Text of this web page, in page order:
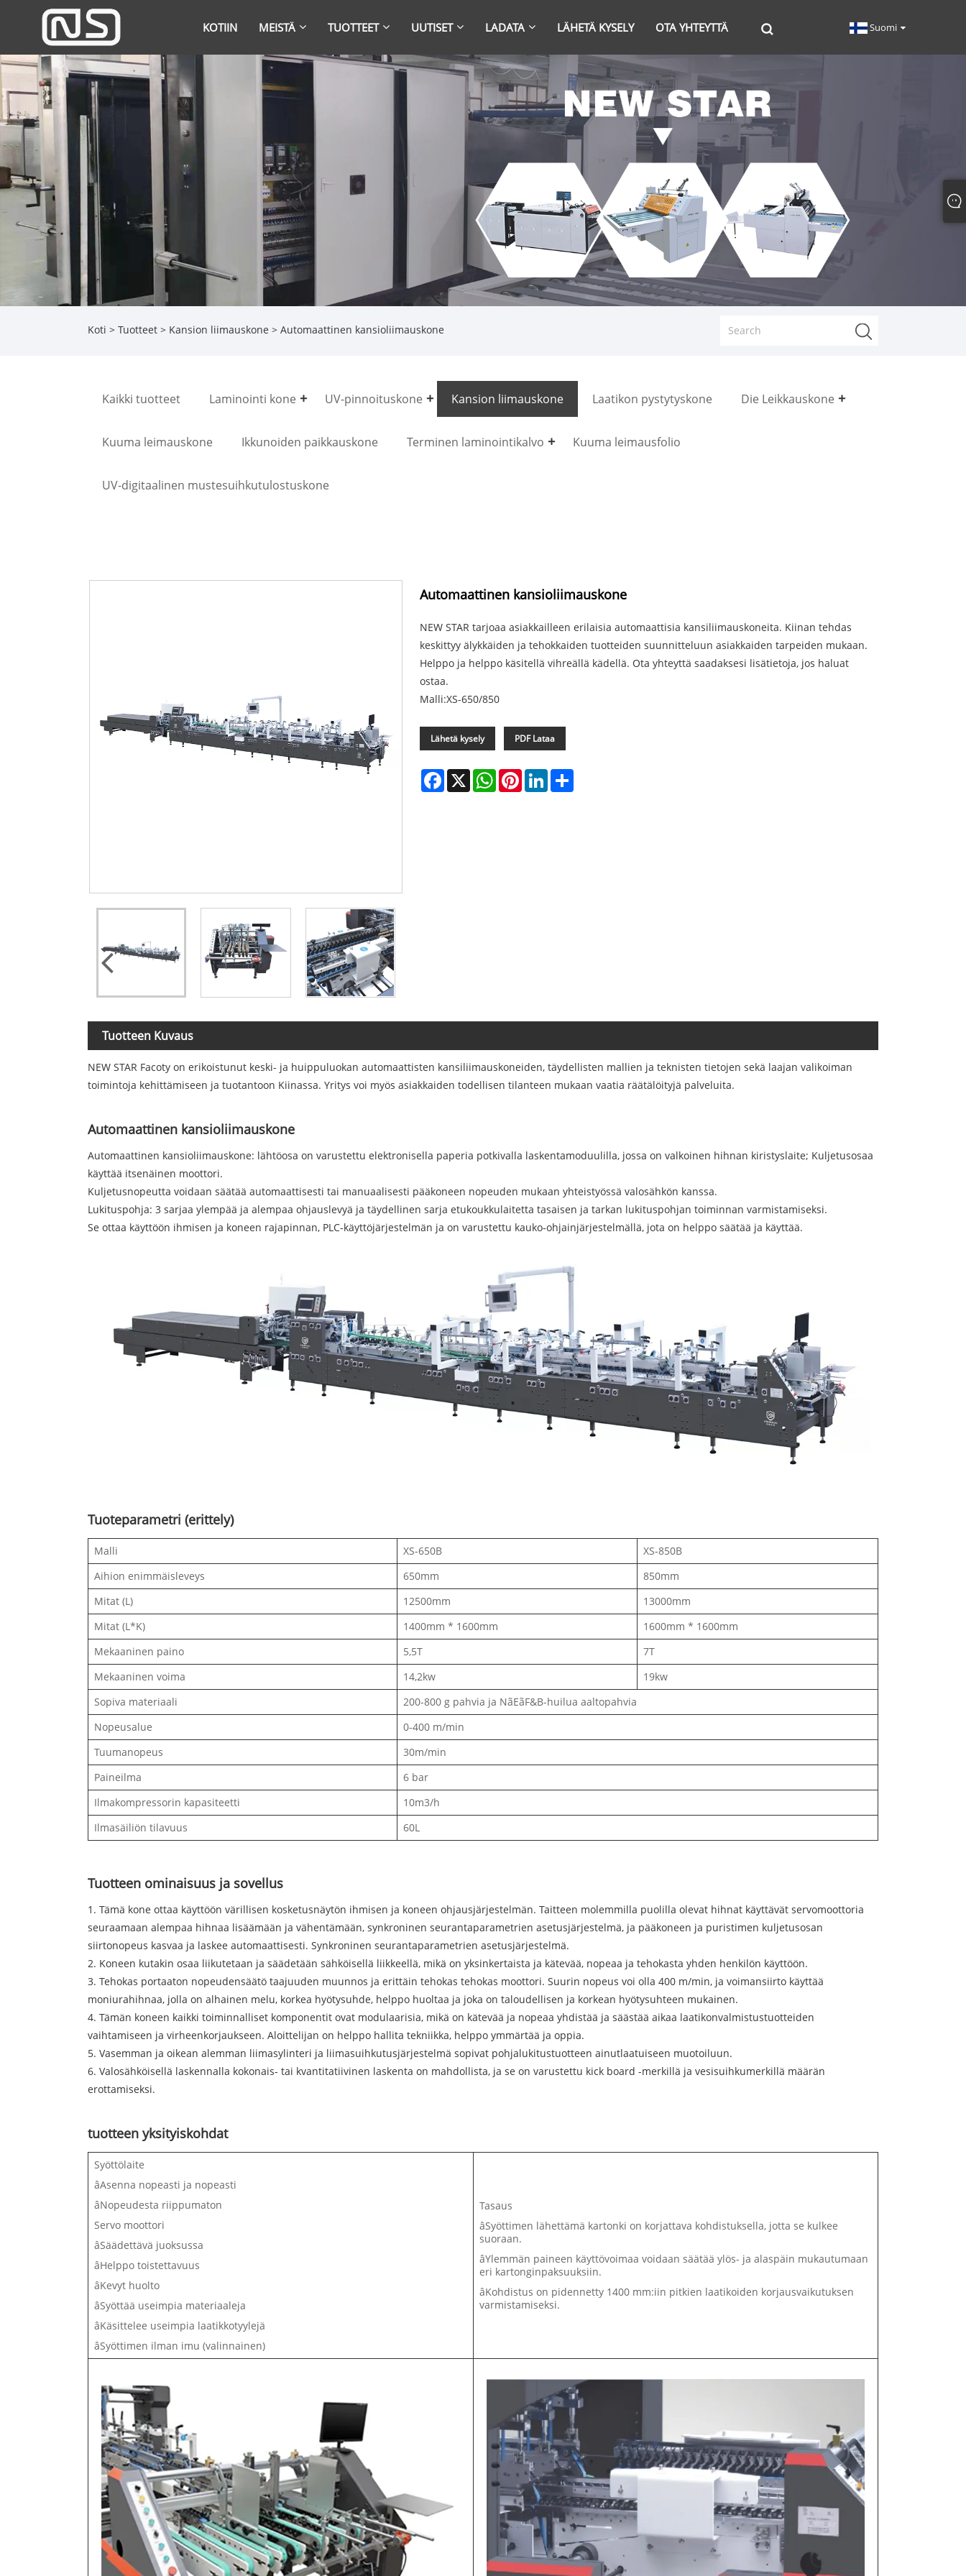
KOTIIN MEISTÄ TUOTTEET UUTISET LADATA LÄHETÄ KYSELY OTA YHTEYTTÄ Suomi
Koti > Tuotteet > Kansion liimauskone > Automaattinen kansioliimauskone
Kaikki tuotteet Laminointi kone UV-pinnoituskone Kansion liimauskone Laatikon pystytyskone Die Leikkauskone
Kuuma leimauskone Ikkunoiden paikkauskone Terminen laminointikalvo Kuuma leimausfolio
UV-digitaalinen mustesuihkutulostuskone
Automaattinen kansioliimauskone
NEW STAR tarjoaa asiakkailleen erilaisia ​​automaattisia kansiliimauskoneita. Kiinan tehdas
keskittyy älykkäiden ja tehokkaiden tuotteiden suunnitteluun asiakkaiden tarpeiden mukaan.
Helppo ja helppo käsitellä vihreällä kädellä. Ota yhteyttä saadaksesi lisätietoja, jos haluat
ostaa.
Malli:XS-650/850
Lähetä kysely PDF Lataa
Facebook
X WhatsAppPinterestLinkedIn
Tuotteen Kuvaus
NEW STAR Facoty on erikoistunut keski- ja huippuluokan automaattisten kansiliimauskoneiden, täydellisten mallien ja teknisten tietojen sekä laajan valikoiman
toimintoja kehittämiseen ja tuotantoon Kiinassa. Yritys voi myös asiakkaiden todellisen tilanteen mukaan vaatia räätälöityjä palveluita.
Automaattinen kansioliimauskone
Automaattinen kansioliimauskone: lähtöosa on varustettu elektronisella paperia potkivalla laskentamoduulilla, jossa on valkoinen hihnan kiristyslaite; Kuljetusosaa
käyttää itsenäinen moottori.
Kuljetusnopeutta voidaan säätää automaattisesti tai manuaalisesti pääkoneen nopeuden mukaan yhteistyössä valosähkön kanssa.
Lukituspohja: 3 sarjaa ylempää ja alempaa ohjauslevyä ja täydellinen sarja etukoukkulaitetta tasaisen ja tarkan lukituspohjan toiminnan varmistamiseksi.
Se ottaa käyttöön ihmisen ja koneen rajapinnan, PLC-käyttöjärjestelmän ja on varustettu kauko-ohjainjärjestelmällä, jota on helppo säätää ja käyttää.
Tuoteparametri (erittely)
Malli XS-650B
XS-850B
Aihion enimmäisleveys
650mm
850mm
Mitat (L)
12500mm
13000mm
Mitat (L*K)
1400mm * 1600mm
1600mm * 1600mm
Mekaaninen paino
5,5T
7T
Mekaaninen voima
14,2kw
19kw
Sopiva materiaali
200-800 g pahvia ja NãEãF&B-huilua aaltopahvia
Nopeusalue
0-400 m/min
Tuumanopeus
30m/min
Paineilma
6 bar
Ilmakompressorin kapasiteetti
10m3/h
Ilmasäiliön tilavuus
60L
Tuotteen ominaisuus ja sovellus
1. Tämä kone ottaa käyttöön värillisen kosketusnäytön ihmisen ja koneen ohjausjärjestelmän. Taitteen molemmilla puolilla olevat hihnat käyttävät servomoottoria
seuraamaan alempaa hihnaa lisäämään ja vähentämään, synkroninen seurantaparametrien asetusjärjestelmä, ja pääkoneen ja puristimen kuljetusosan
siirtonopeus kasvaa ja laskee automaattisesti. Synkroninen seurantaparametrien asetusjärjestelmä.
2. Koneen kutakin osaa liikutetaan ja säädetään sähköisellä liikkeellä, mikä on yksinkertaista ja kätevää, nopeaa ja tehokasta yhden henkilön käyttöön.
3. Tehokas portaaton nopeudensäätö taajuuden muunnos ja erittäin tehokas tehokas moottori. Suurin nopeus voi olla 400 m/min, ja voimansiirto käyttää
moniurahihnaa, jolla on alhainen melu, korkea hyötysuhde, helppo huoltaa ja joka on taloudellisen ja korkean hyötysuhteen mukainen.
4. Tämän koneen kaikki toiminnalliset komponentit ovat modulaarisia, mikä on kätevää ja nopeaa yhdistää ja säästää aikaa laatikonvalmistustuotteiden
vaihtamiseen ja virheenkorjaukseen. Aloittelijan on helppo hallita tekniikka, helppo ymmärtää ja oppia.
5. Vasemman ja oikean alemman liimasylinteri ja liimasuihkutusjärjestelmä sopivat pohjalukitustuotteen ainutlaatuiseen muotoiluun.
6. Valosähköisellä laskennalla kokonais- tai kvantitatiivinen laskenta on mahdollista, ja se on varustettu kick board -merkillä ja vesisuihkumerkillä määrän
erottamiseksi.
tuotteen yksityiskohdat
Syöttölaite
âAsenna nopeasti ja nopeasti
âNopeudesta riippumaton
Servo moottori
âSäädettävä juoksussa
âHelppo toistettavuus
âKevyt huolto
âSyöttää useimpia materiaaleja
âKäsittelee useimpia laatikkotyylejä
âSyöttimen ilman imu (valinnainen)
Tasaus
âSyöttimen lähettämä kartonki on korjattava kohdistuksella, jotta se kulkee
suoraan.
âYlemmän paineen käyttövoimaa voidaan säätää ylös- ja alaspäin mukautumaan
eri kartonginpaksuuksiin.
âKohdistus on pidennetty 1400 mm:iin pitkien laatikoiden korjausvaikutuksen
varmistamiseksi.